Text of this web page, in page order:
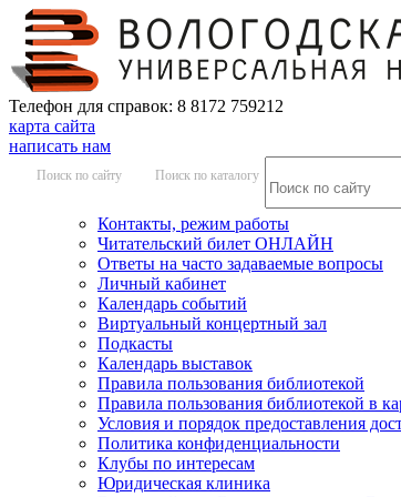
Телефон для справок: 8 8172 759212
карта сайта
написать нам
Поиск по сайту Поиск по каталогу
Контакты, режим работы
Читательский билет ОНЛАЙН
Ответы на часто задаваемые вопросы
Личный кабинет
Календарь событий
Виртуальный концертный зал
Подкасты
Календарь выставок
Правила пользования библиотекой
Правила пользования библиотекой в
Условия и порядок предоставления
Политика конфиденциальности
Клубы по интересам
Юридическая клиника